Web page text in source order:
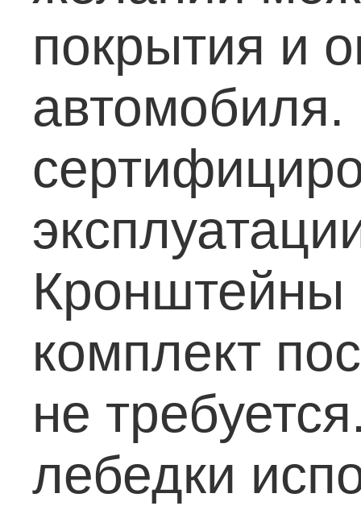
покрытия и
автомобиля.
Кронштейны
комплект
не
лебедки